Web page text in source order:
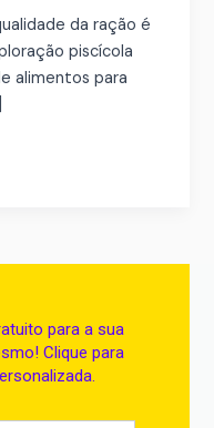
da ração é
piscícola
alimentos para
para a sua
Clique para